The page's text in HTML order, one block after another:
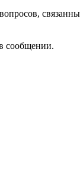
сообщении.